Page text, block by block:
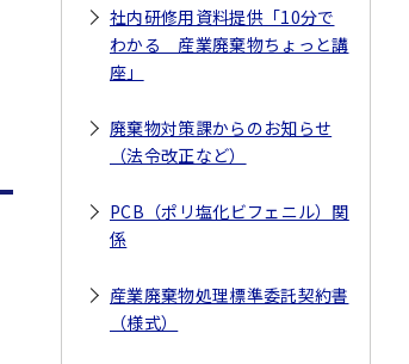
社内研修用資料提供「10分で
わかる 産業廃棄物ちょっと講
座」
廃棄物対策課からのお知らせ
（法令改正など）
PCB（ポリ塩化ビフェニル）関
係
産業廃棄物処理標準委託契約書
（様式）